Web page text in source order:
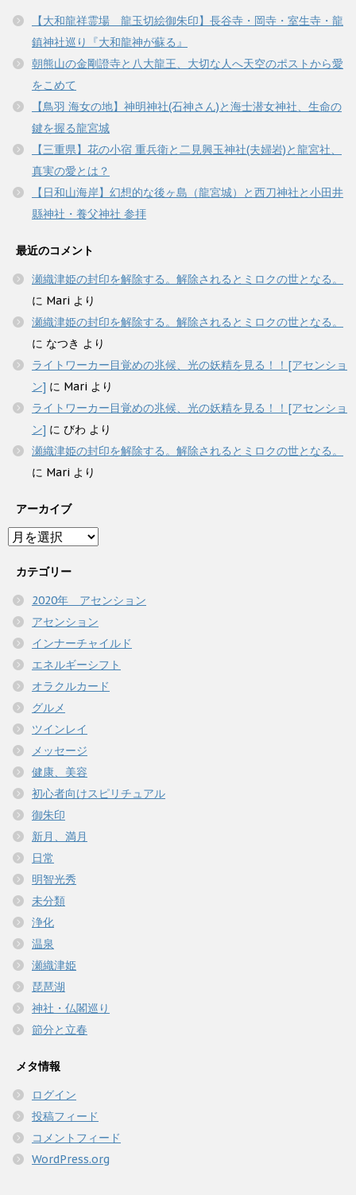
【大和龍祥霊場 龍玉切絵御朱印】長谷寺・岡寺・室生寺・龍
鎮神社巡り『大和龍神が蘇る』
朝熊山の金剛證寺と八大龍王、大切な人へ天空のポストから愛
をこめて
【鳥羽 海女の地】神明神社(石神さん)と海士潜女神社、生命の
鍵を握る龍宮城
【三重県】花の小宿 重兵衛と二見興玉神社(夫婦岩)と龍宮社、
真実の愛とは？
【日和山海岸】幻想的な後ヶ島（龍宮城）と西刀神社と小田井
縣神社・養父神社 参拝
最近のコメント
瀬織津姫の封印を解除する。解除されるとミロクの世となる。
に Mari より
瀬織津姫の封印を解除する。解除されるとミロクの世となる。
に なつき より
ライトワーカー目覚めの兆候、光の妖精を見る！！[アセンショ
ン] に Mari より
ライトワーカー目覚めの兆候、光の妖精を見る！！[アセンショ
ン] に びわ より
瀬織津姫の封印を解除する。解除されるとミロクの世となる。
に Mari より
アーカイブ
ア
ー
カ
ブ
カテゴリー
2020年 アセンション
アセンション
インナーチャイルド
エネルギーシフト
オラクルカード
グルメ
ツインレイ
メッセージ
健康、美容
初心者向けスピリチュアル
御朱印
新月、満月
日常
明智光秀
未分類
浄化
温泉
瀬織津姫
琵琶湖
神社・仏閣巡り
節分と立春
メタ情報
ログイン
投稿フィード
コメントフィード
WordPress.org